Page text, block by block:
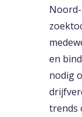
en
nodig
trends